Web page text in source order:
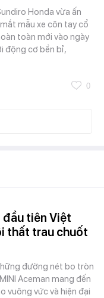
Honda vừa ấn
mẫu xe côn tay cổ
toàn mới vào ngày
động cơ bền bỉ,
0
đầu tiên Việt
thất trau chuốt
đường nét bo tròn
Aceman mang đến
vuông vức và hiện đại